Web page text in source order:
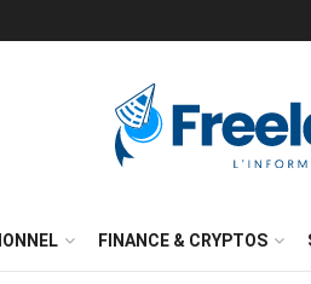
FINANCE & CRYPTOS